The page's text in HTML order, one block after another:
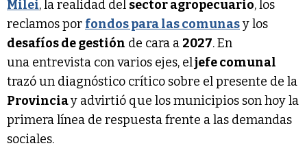
Milei, la realidad del sector agropecuario, los
reclamos por fondos para las comunasy los
desafíos de gestión de cara a 2027. En
una entrevista con varios ejes, eljefe comunal
trazó un diagnóstico crítico sobre el presente de la
Provinciay advirtió que los municipios son hoy la
primera línea de respuesta frente a las demandas
sociales.